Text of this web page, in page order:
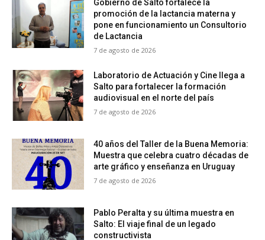
Gobierno de Salto fortalece la
promoción de la lactancia materna y
pone en funcionamiento un Consultorio
de Lactancia
7 de agosto de 2026
Laboratorio de Actuación y Cine llega a
Salto para fortalecer la formación
audiovisual en el norte del país
7 de agosto de 2026
40 años del Taller de la Buena Memoria:
Muestra que celebra cuatro décadas de
arte gráfico y enseñanza en Uruguay
7 de agosto de 2026
Pablo Peralta y su última muestra en
Salto: El viaje final de un legado
constructivista